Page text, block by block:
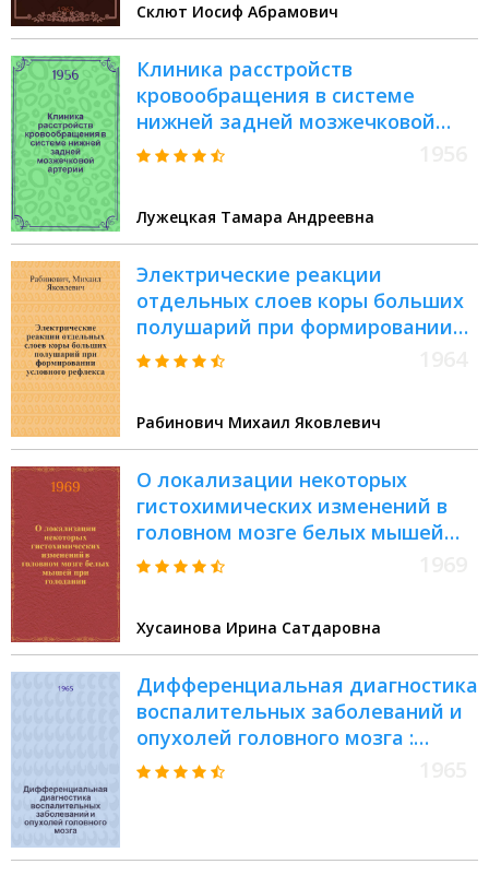
наук
Склют Иосиф Абрамович
Клиника расстройств
кровообращения в системе
нижней задней мозжечковой
артерии : Автореферат дис. на
Лужецкая Тамара Андреевна
Электрические реакции
отдельных слоев коры больших
полушарий при формировании
условного рефлекса :
Рабинович Михаил Яковлевич
О локализации некоторых
гистохимических изменений в
головном мозге белых мышей
при голодании : Автореф. дис. на
Хусаинова Ирина Сатдаровна
Дифференциальная диагностика
воспалительных заболеваний и
опухолей головного мозга :
Метод. письмо